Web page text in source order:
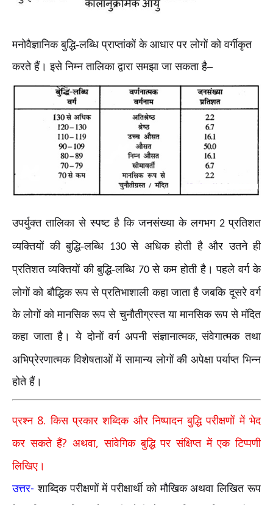
मनोवैज्ञानिक बुद्धि-लब्धि प्राप्तांकों के आधार पर लोगों को वर्गीकृत
करते हैं। इसे निम्न तालिका द्वारा समझा जा सकता है–
उपर्युक्त तालिका से स्पष्ट है कि जनसंख्या के लगभग 2प्रतिशत
व्यक्तियों की बुद्धि-लब्धि 130से अधिक होती है और उतने ही
प्रतिशत व्यक्तियों की बुद्धि-लब्धि70से कम होती है। पहले वर्ग के
लोगों को बौद्धिक रूप से प्रतिभाशाली कहा जाता है जबकि दूसरे वर्ग
के लोगों को मानसिक रूप से चुनौतीग्रस्त या मानसिक रूप से मंदित
कहा जाता है। ये दोनों वर्ग अपनी संज्ञानात्मक,संवेगात्मक तथा
अभिप्रेरणात्मक विशेषताओं में सामान्य लोगों की अपेक्षा पर्याप्त भिन्न
होते हैं।
प्रश्न 8.किस प्रकार शब्दिक और निष्पादन बुद्धि परीक्षणों में भेद
कर सकते हैं?अथवा,सांवेगिक बुद्धि पर संक्षिप्त में एक टिप्पणी
लिखिए।
उत्तर- शाब्दिक परीक्षणों में परीक्षार्थी को मौखिक अथवा लिखित रूप